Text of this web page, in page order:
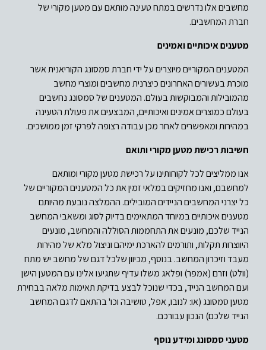
מחשבים אלו נדרשים במתח טעינה מותאם עם מטען מקורי של
חברת המחשבים.
מטענים איכותיים ואמינים
המטענים המקוריים מיוצרים על ידי חברת סמסונג הקוריאנית אשר
מוכרת בעשורים האחרונים כיצרנית מחשבים ומוצרי מחשב
מהמובילות והמבוקשות בעולם. המטענים של סמסונג נחשבים
בעולם כמוצרים אמינים ואיכותיים, המבצעים את פעולת הטעינה
במהירות ומאפשרים לאחר מכן עבודה רצופה לפרקי זמן ממושכים.
חשיבות רכישת מטען מקורי ותואם
אנו ממליצים לכל לקוחותינו על רכישת מטען מקורי ומותאם
למחשבם, ואנו מחזיקים במלאי זמין את כל המטענים המקוריים של
כל יצרני המחשבים הניידים המובילים. ההמלצה נובעת מהיותם
מטענים איכותיים במיוחד המתאימים בדיוק לסוג ומשאבי המחשב
הנייד שלכם, מונעים את התחממות הסוללה והמחשב, מונעים
היווצרות תקלות, ותורמים להארכת ימיהם וניצול מלא של מהירות
מעבד וזיכרון המחשב. בנוסף, מכיוון שלכל דגם של מחשב יש מתח
(וולט) וזרם (אמפר) ופלאג משלו עדיף שתגיעו אלינו עם המטען הישן
ועם המחשב הנייד, בכדי שנוכל לבצע בדיקת תאימות מלאה בבחירת
מטען סמסונג (או: לנובו, אפל, טושיבה וכו' בהתאם לדגם המחשב
הנייד שלכם) הנכון עבורכם.
מטעני סמסונג ומידע נוסף